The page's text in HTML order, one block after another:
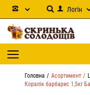
Логін
Головна Асортимент
Коралік барбарис 1,5кг